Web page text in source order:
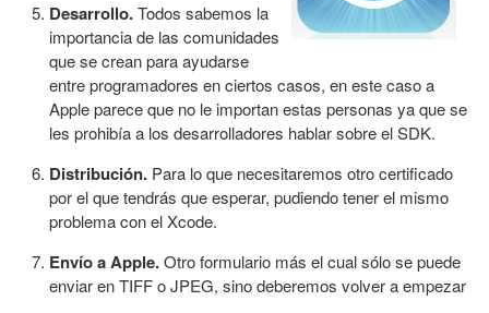
Desarrollo.Todos sabemos la
importancia de las comunidades
que se crean para ayudarse
entre programadores en ciertos casos, en este caso a
Apple parece que no le importan estas personas ya que se
les prohibía a los desarrolladores hablar sobre el SDK.
Distribución. Para lo que necesitaremos otro certificado
por el que tendrás que esperar, pudiendo tener el mismo
problema con el Xcode.
Envío a Apple.Otro formulario más el cual sólo se puede
enviar en TIFF o JPEG, sino deberemos volver a empezar